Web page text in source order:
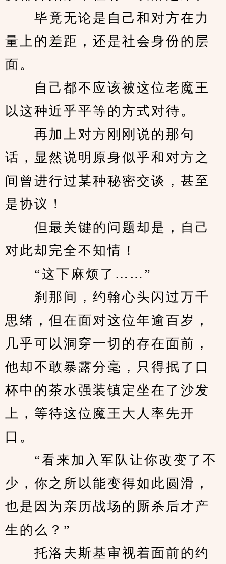
毕竟无论是自己和对方在力
量上的差距，还是社会身份的层
面。
自己都不应该被这位老魔王
以这种近乎平等的方式对待。
再加上对方刚刚说的那句
话，显然说明原身似乎和对方之
间曾进行过某种秘密交谈，甚至
是协议！
但最关键的问题却是，自己
对此却完全不知情！
“这下麻烦了……”
刹那间，约翰心头闪过万千
思绪，但在面对这位年逾百岁，
几乎可以洞穿一切的存在面前，
他却不敢暴露分毫，只得抿了口
杯中的茶水强装镇定坐在了沙发
上，等待这位魔王大人率先开
口。
“看来加入军队让你改变了不
少，你之所以能变得如此圆滑，
也是因为亲历战场的厮杀后才产
生的么？”
托洛夫斯基审视着面前的约